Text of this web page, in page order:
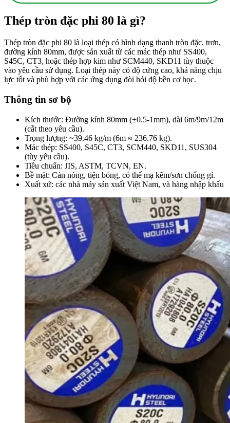
Thép tròn đặc phi 80 là gì?
Thép tròn đặc phi 80 là loại thép có hình dạng thanh tròn đặc, trơn,
đường kính 80mm, được sản xuất từ các mác thép như SS400,
S45C, CT3, hoặc thép hợp kim như SCM440, SKD11 tùy thuộc
vào yêu cầu sử dụng. Loại thép này có độ cứng cao, khả năng chịu
lực tốt và phù hợp với các ứng dụng đòi hỏi độ bền cơ học.
Thông tin sơ bộ
Kích thước: Đường kính 80mm (±0.5-1mm), dài 6m/9m/12m
(cắt theo yêu cầu).
Trọng lượng: ~39.46 kg/m (6m ≈ 236.76 kg).
Mác thép: SS400, S45C, CT3, SCM440, SKD11, SUS304
(tùy yêu cầu).
Tiêu chuẩn: JIS, ASTM, TCVN, EN.
Bề mặt: Cán nóng, tiện bóng, có thể mạ kẽm/sơn chống gỉ.
Xuất xứ: các nhà máy sản xuất Việt Nam, và hàng nhập khẩu